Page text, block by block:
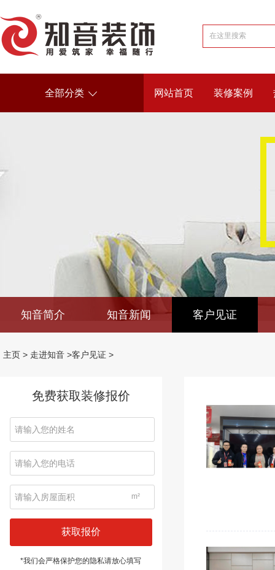
全部分类 网站首页 装修案例
知音简介 知音新闻 客户见证
主页 > 走进知音 >客户见证 >
免费获取装修报价
m²
*我们会严格保护您的隐私请放心填写